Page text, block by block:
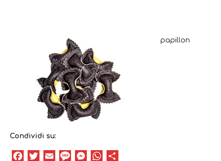
papillon
Condividi su:
Facebook
TwitterEmailMessageMessenger
WhatsApp